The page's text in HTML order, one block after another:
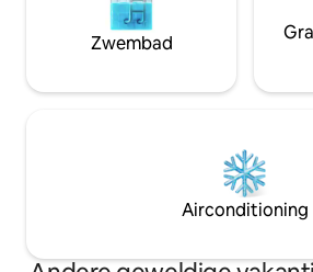
Zwembad
Airconditioning